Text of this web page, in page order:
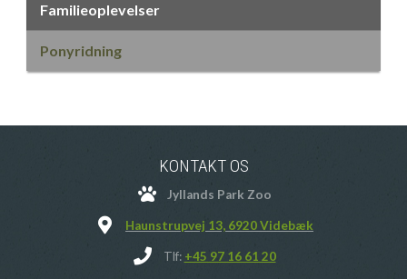
Familieoplevelser
Ponyridning
KONTAKT OS
Jyllands Park Zoo
Haunstrupvej 13, 6920 Videbæk
Tlf: +45 97 16 61 20